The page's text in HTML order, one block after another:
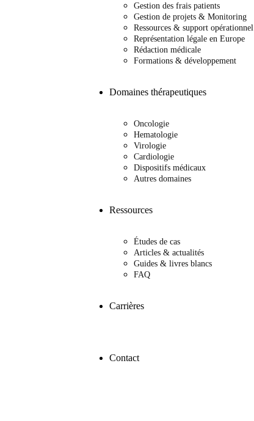
Gestion des frais patients
Gestion de projets & Monitoring
Ressources & support opérationnel
Représentation légale en Europe
Rédaction médicale
Formations & développement
Domaines thérapeutiques
Oncologie
Hematologie
Virologie
Cardiologie
Dispositifs médicaux
Autres domaines
Ressources
Études de cas
Articles & actualités
Guides & livres blancs
FAQ
Carrières
Contact